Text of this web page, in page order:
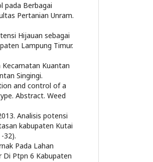
pada Berbagai
Pertanian Unram.
Hijauan sebagai
Lampung Timur.
Kuantan
Singingi.
and control of a
Abstract. Weed
Analisis potensi
kabupaten Kutai
32).
Pada Lahan
Di Ptpn 6 Kabupaten